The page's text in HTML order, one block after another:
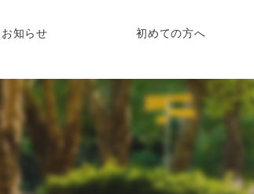
お知らせ 初めての方へ